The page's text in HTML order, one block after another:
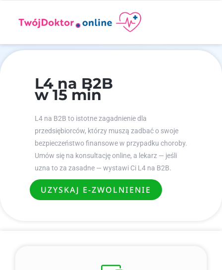
L4 na B2B
w 15 min
L4 na B2B to istotne zagadnienie dla
przedsiębiorców, którzy muszą zadbać o swoje
bezpieczeństwo finansowe w przypadku choroby.
Umów się na konsultację online, a lekarz — jeśli
uzna to za zasadne — wystawi Ci L4 na B2B.
UZYSKAJ E-ZWOLNIENIE